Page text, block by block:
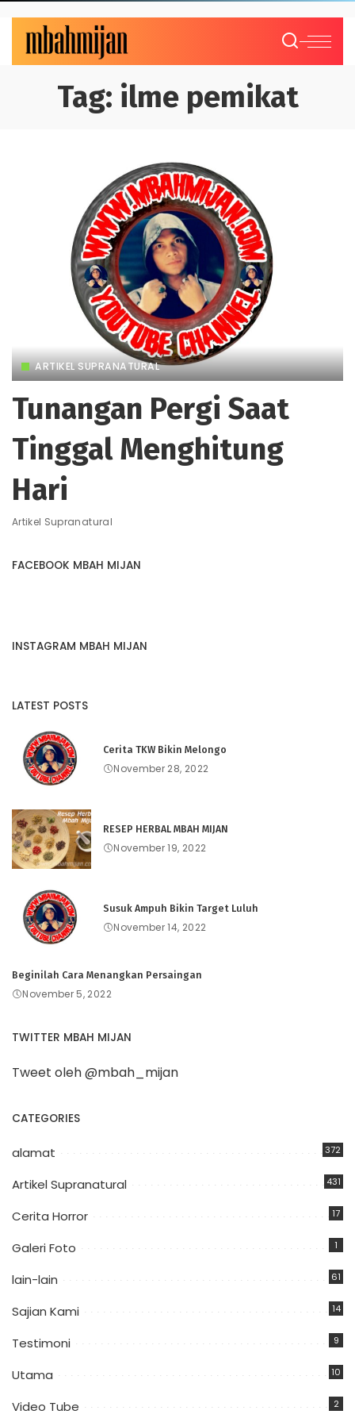
Tag: ilme pemikat
ARTIKEL SUPRANATURAL
Tunangan Pergi Saat
Tinggal Menghitung
Hari
Artikel Supranatural
FACEBOOK MBAH MIJAN
INSTAGRAM MBAH MIJAN
LATEST POSTS
Cerita TKW Bikin Melongo
November 28, 2022
RESEP HERBAL MBAH MIJAN
November 19, 2022
Susuk Ampuh Bikin Target Luluh
November 14, 2022
Beginilah Cara Menangkan Persaingan
November 5, 2022
TWITTER MBAH MIJAN
Tweet oleh @mbah_mijan
CATEGORIES
alamat 372
Artikel Supranatural 431
Cerita Horror 17
Galeri Foto 1
lain-lain 61
Sajian Kami 14
Testimoni 9
Utama 10
Video Tube 2